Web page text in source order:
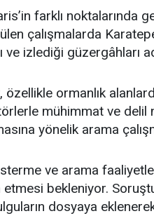
farklı noktalarında
çalışmalarda
ve izlediği güzergâhları
özellikle ormanlık
mühimmat ve delil
yönelik arama
ve arama
etmesi bekleniyor.
dosyaya